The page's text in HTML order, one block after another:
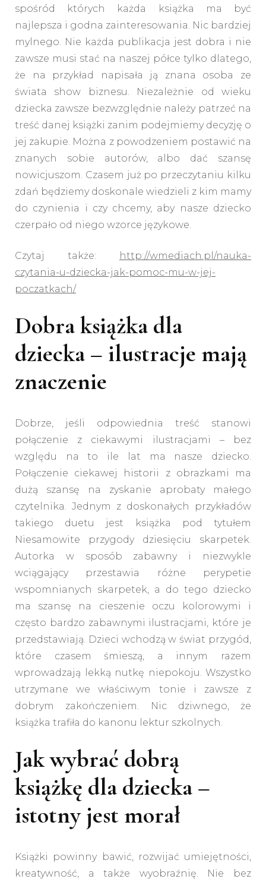
spośród których każda książka ma być
najlepsza i godna zainteresowania. Nic bardziej
mylnego. Nie każda publikacja jest dobra i nie
zawsze musi stać na naszej półce tylko dlatego,
że na przykład napisała ją znana osoba ze
świata show biznesu. Niezależnie od wieku
dziecka zawsze bezwzględnie należy patrzeć na
treść danej książki zanim podejmiemy decyzję o
jej zakupie. Można z powodzeniem postawić na
znanych sobie autorów, albo dać szansę
nowicjuszom. Czasem już po przeczytaniu kilku
zdań będziemy doskonale wiedzieli z kim mamy
do czynienia i czy chcemy, aby nasze dziecko
czerpało od niego wzorce językowe.
Czytaj także:
http://wmediach.pl/nauka-
czytania-u-dziecka-jak-pomoc-mu-w-jej-
poczatkach/
Dobra książka dla
dziecka – ilustracje mają
znaczenie
Dobrze, jeśli odpowiednia treść stanowi
połączenie z ciekawymi ilustracjami – bez
względu na to ile lat ma nasze dziecko.
Połączenie ciekawej historii z obrazkami ma
dużą szansę na zyskanie aprobaty małego
czytelnika. Jednym z doskonałych przykładów
takiego duetu jest książka pod tytułem
Niesamowite przygody dziesięciu skarpetek
Autorka w sposób zabawny i niezwykle
wciągający przestawia różne perypetie
wspomnianych skarpetek, a do tego dziecko
ma szansę na cieszenie oczu kolorowymi i
często bardzo zabawnymi ilustracjami, które je
przedstawiają. Dzieci wchodzą w świat przygód,
które czasem śmieszą, a innym razem
wprowadzają lekką nutkę niepokoju. Wszystko
utrzymane we właściwym tonie i zawsze z
dobrym zakończeniem. Nic dziwnego, że
książka trafiła do kanonu lektur szkolnych.
Jak wybrać dobrą
książkę dla dziecka –
istotny jest morał
Książki powinny bawić, rozwijać umiejętności,
kreatywność, a także wyobraźnię. Nie bez